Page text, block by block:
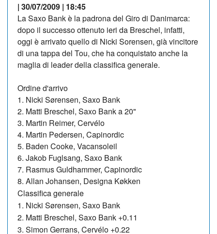
| 30/07/2009 | 18:45
La Saxo Bank è la padrona del Giro di Danimarca:
dopo il successo ottenuto ieri da Breschel, infatti,
oggi è arrivato quello di Nicki Sorensen, già vincitore
di una tappa del Tou, che ha conquistato anche la
maglia di leader della classifica generale.
Ordine d'arrivo
1. Nicki Sørensen, Saxo Bank
2. Matti Breschel, Saxo Bank a 20"
3. Martin Reimer, Cervélo
4. Martin Pedersen, Capinordic
5. Baden Cooke, Vacansoleil
6. Jakob Fuglsang, Saxo Bank
7. Rasmus Guldhammer, Capinordic
8. Allan Johansen, Designa Køkken
Classifica generale
1. Nicki Sørensen, Saxo Bank
2. Matti Breschel, Saxo Bank +0.11
3. Simon Gerrans, Cervélo +0.22